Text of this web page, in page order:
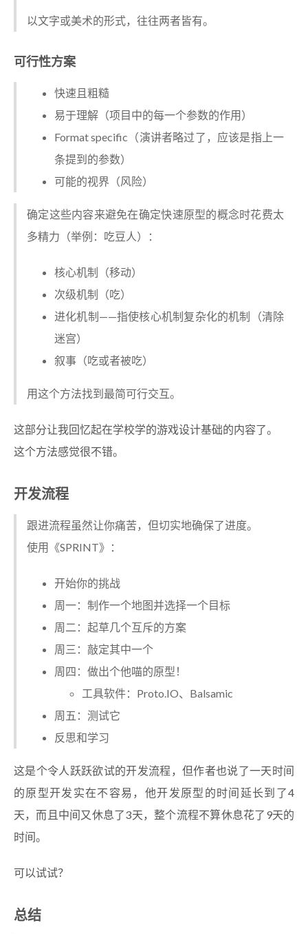
以文字或美术的形式，往往两者皆有。
可行性方案
快速且粗糙
易于理解（项目中的每一个参数的作用）
Format specific（演讲者略过了，应该是指上一
条提到的参数）
可能的视界（风险）
确定这些内容来避免在确定快速原型的概念时花费太
多精力（举例：吃豆人）：
核心机制（移动）
次级机制（吃）
进化机制——指使核心机制复杂化的机制（清除
迷宫）
叙事（吃或者被吃）
用这个方法找到最简可行交互。
这部分让我回忆起在学校学的游戏设计基础的内容了。
这个方法感觉很不错。
开发流程
跟进流程虽然让你痛苦，但切实地确保了进度。
使用《SPRINT》：
开始你的挑战
周一：制作一个地图并选择一个目标
周二：起草几个互斥的方案
周三：敲定其中一个
周四：做出个他喵的原型！
工具软件：Proto.IO、Balsamic
周五：测试它
反思和学习
这是个令人跃跃欲试的开发流程，但作者也说了一天时间
的原型开发实在不容易，他开发原型的时间延长到了4
天，而且中间又休息了3天，整个流程不算休息花了9天的
时间。
可以试试？
总结